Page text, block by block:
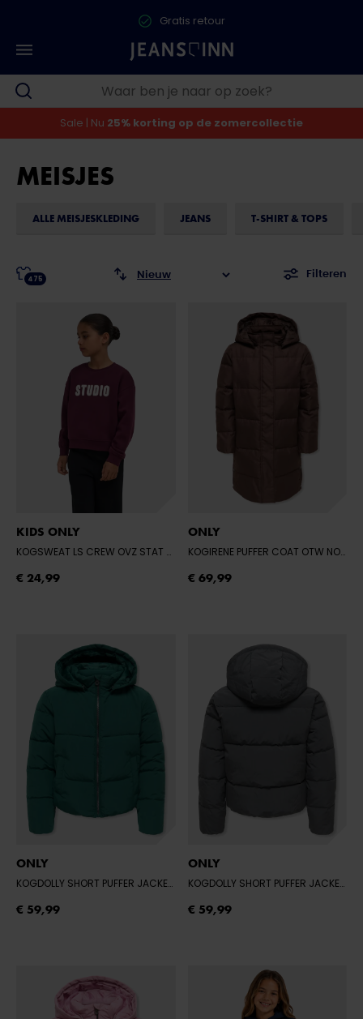
Gratis retour
Sale | Nu 25% korting op de zomercollectie
MEISJES
ALLE MEISJESKLEDING JEANS T-SHIRT & TOPS
Filteren
475
KIDS ONLY
KOGSWEAT LS CREW OVZ STAT SWT NOOS - FIG/STUDIO - TERRY EMB.
€ 24,99
ONLY
KOGIRENE PUFFER COAT OTW NOOS
€ 69,99
ONLY
KOGDOLLY SHORT PUFFER JACKET OTW NO - JUNE BUG
€ 59,99
ONLY
KOGDOLLY SHORT PUFFER JACKET OTW NO
€ 59,99